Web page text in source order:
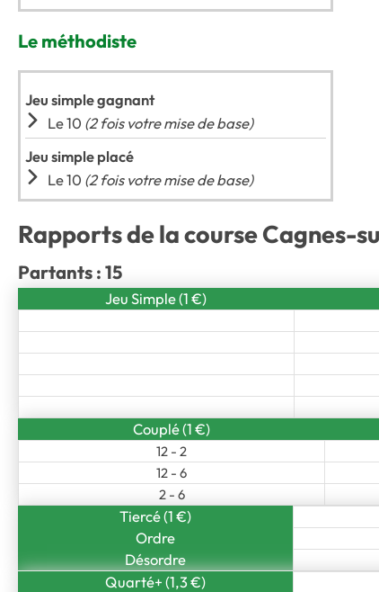
Le méthodiste
Jeu simple gagnant
Le 10 (2 fois votre mise de base)
Jeu simple placé
Le 10 (2 fois votre mise de base)
Rapports de la course Cagnes-
Partants : 15
Jeu Simple (1 €)
Couplé (1 €)
12 - 2
12 - 6
2 - 6
Tiercé (1 €)
Ordre
Désordre
Quarté+ (1,3 €)